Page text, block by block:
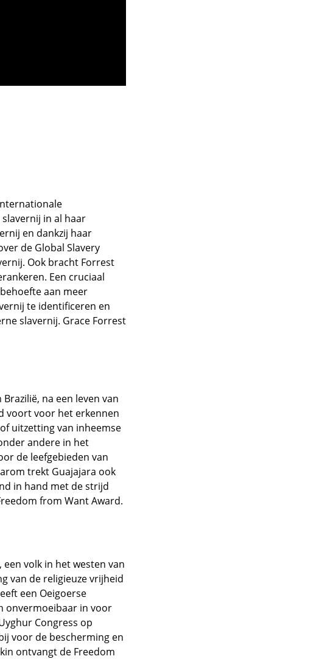
in al haar
en dankzij haar
de Global Slavery
Ook bracht Forrest
Een cruciaal
aan meer
te identificeren en
slavernij. Grace Forrest
na een leven van
voort voor het erkennen
uitzetting van inheemse
andere in het
de leefgebieden van
trekt Guajajara ook
in hand met de strijd
from Want Award.
volk in het westen van
van de religieuze vrijheid
een Oeigoerse
onvermoeibaar in voor
Congress op
voor de bescherming en
ontvangt de Freedom